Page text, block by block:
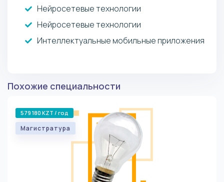
Нейросетевые технологии
Нейросетевые технологии
Интеллектуальные мобильные приложения
Похожие специальности
579 180 KZT / год
Магистратура